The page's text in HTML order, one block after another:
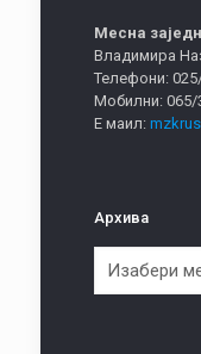
Месна
Владимира
Телефони:
Мобилни: 065/
Е маил:
Архива